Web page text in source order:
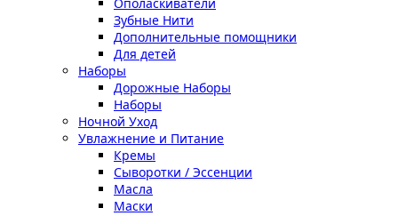
Зубные Нити
Дополнительные помощники
Для детей
Наборы
Дорожные Наборы
Наборы
Ночной Уход
Увлажнение и Питание
Кремы
Сыворотки / Эссенции
Масла
Маски